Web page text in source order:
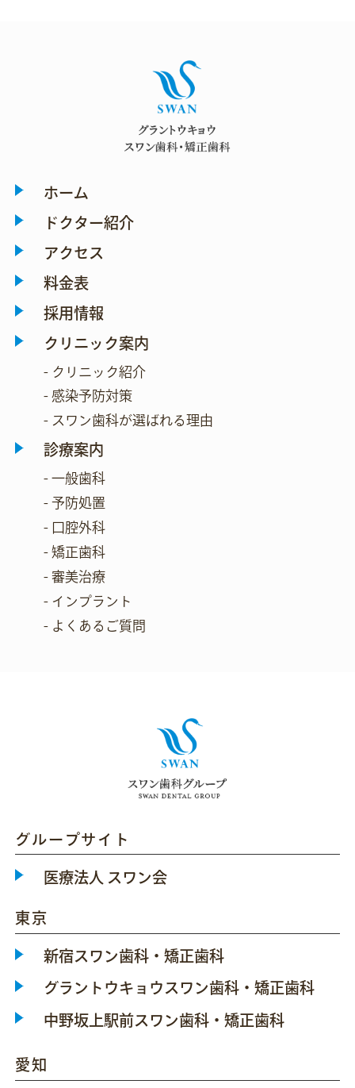
ホーム
ドクター紹介
アクセス
料金表
採用情報
クリニック案内
- クリニック紹介
- 感染予防対策
- スワン歯科が選ばれる理由
診療案内
- 一般歯科
- 予防処置
- 口腔外科
- 矯正歯科
- 審美治療
- インプラント
- よくあるご質問
グループサイト
医療法人 スワン会
東京
新宿スワン歯科・矯正歯科
グラントウキョウスワン歯科・矯正歯科
中野坂上駅前スワン歯科・矯正歯科
愛知